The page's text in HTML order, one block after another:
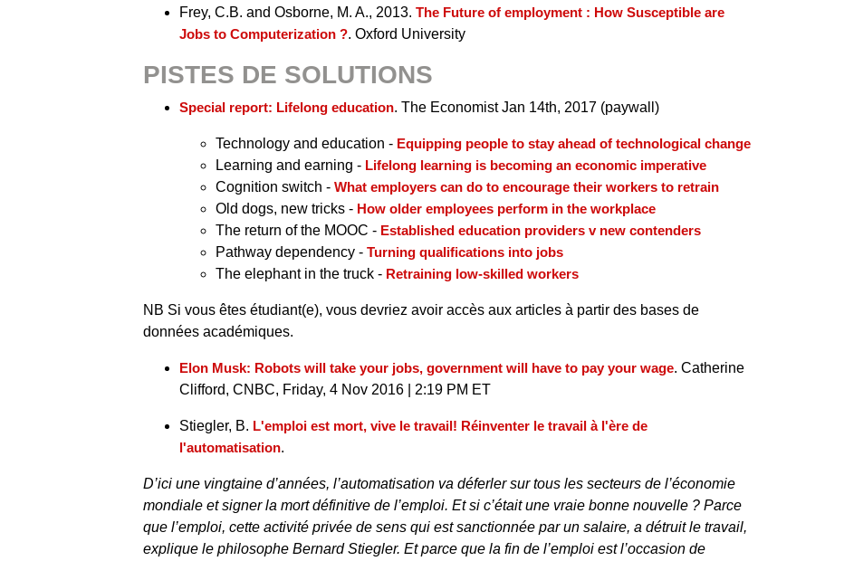
Frey, C.B. and Osborne, M. A., 2013. The Future of employment : How Susceptible are
Jobs to Computerization ?. Oxford University
PISTES DE SOLUTIONS
Special report: Lifelong education. The Economist Jan 14th, 2017 (paywall)
Technology and education - Equipping people to stay ahead of technological change
Learning and earning - Lifelong learning is becoming an economic imperative
Cognition switch - What employers can do to encourage their workers to retrain
Old dogs, new tricks - How older employees perform in the workplace
The return of the MOOC - Established education providers v new contenders
Pathway dependency - Turning qualifications into jobs
The elephant in the truck - Retraining low-skilled workers
NB Si vous êtes étudiant(e), vous devriez avoir accès aux articles à partir des bases de
données académiques.
Elon Musk: Robots will take your jobs, government will have to pay your wage. Catherine
Clifford, CNBC, Friday, 4 Nov 2016 | 2:19 PM ET
Stiegler, B. L'emploi est mort, vive le travail! Réinventer le travail à l'ère de
l'automatisation.
D’ici une vingtaine d’années, l’automatisation va déferler sur tous les secteurs de l’économie
mondiale et signer la mort définitive de l’emploi. Et si c’était une vraie bonne nouvelle ? Parce
que l’emploi, cette activité privée de sens qui est sanctionnée par un salaire, a détruit le travail,
explique le philosophe Bernard Stiegler. Et parce que la fin de l’emploi est l’occasion de